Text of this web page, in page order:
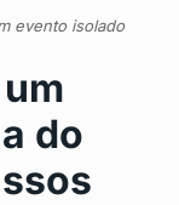
evento isolado
do